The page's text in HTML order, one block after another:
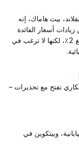
بيث هاماك، إنه
أسعار الفائدة
لخفض التضخم إلى هدف البنك المركزي البالغ 2٪، لكنها لا ترغب في
تفتح مع تحذيرات –
وبيتكوين في